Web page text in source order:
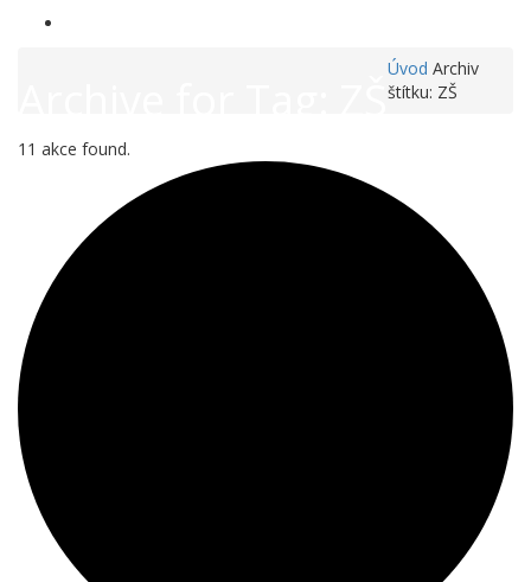
Úvod Archiv
štítku: ZŠ
11 akce found.